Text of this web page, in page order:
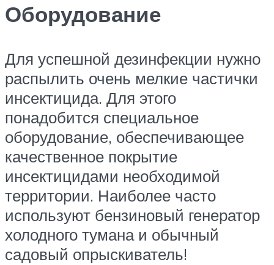
Оборудование
Для успешной дезинфекции нужно
распылить очень мелкие частички
инсектицида. Для этого
понадобится специальное
оборудование, обеспечивающее
качественное покрытие
инсектицидами необходимой
территории. Наиболее часто
используют бензиновый генератор
холодного тумана и обычный
садовый опрыскиватель!